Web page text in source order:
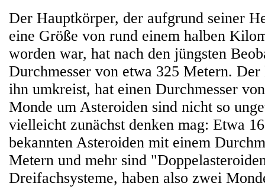
Der Hauptkörper, der aufgrund seiner
eine Größe von rund einem halben
worden war, hat nach den jüngsten
Durchmesser von etwa 325 Metern.
ihn umkreist, hat einen Durchmesser
Monde um Asteroiden sind nicht so
vielleicht zunächst denken mag: Etwa
bekannten Asteroiden mit einem
Metern und mehr sind
Dreifachsysteme, haben also zwei